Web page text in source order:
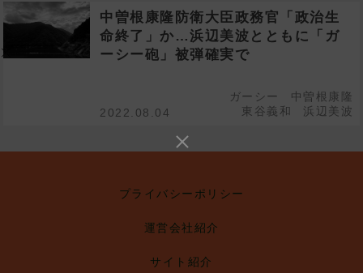
中曽根康隆防衛大臣政務官「政治生
命終了」か…浜辺美波とともに「ガ
ーシー砲」被弾確実で
2022.08.04
ガーシー
中曽根康隆
東谷義和
浜辺美波
プライバシーポリシー
運営会社紹介
サイト紹介